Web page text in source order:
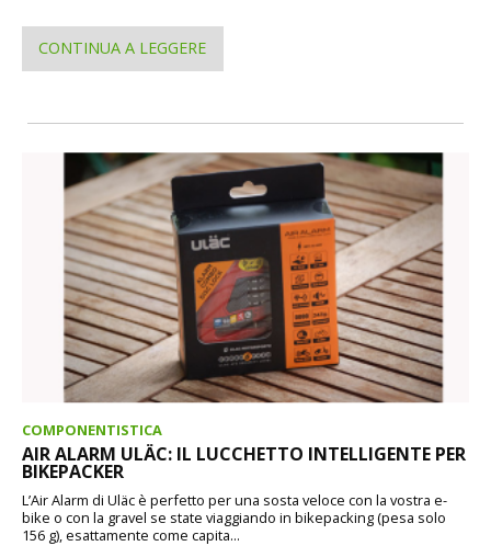
CONTINUA A LEGGERE
COMPONENTISTICA
AIR ALARM ULÄC: IL LUCCHETTO INTELLIGENTE PER
BIKEPACKER
L’Air Alarm di Uläc è perfetto per una sosta veloce con la vostra e-
bike o con la gravel se state viaggiando in bikepacking (pesa solo
156 g), esattamente come capita...